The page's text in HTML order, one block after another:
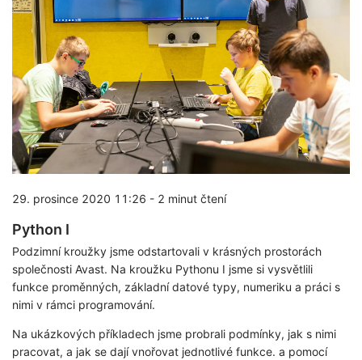
29. prosince 2020 11:26 - 2 minut čtení
Python I
Podzimní kroužky jsme odstartovali v krásných prostorách
společnosti Avast. Na kroužku Pythonu I jsme si vysvětlili
funkce proměnných, základní datové typy, numeriku a práci s
nimi v rámci programování.
Na ukázkových příkladech jsme probrali podmínky, jak s nimi
pracovat, a jak se dají vnořovat jednotlivé funkce. a pomocí